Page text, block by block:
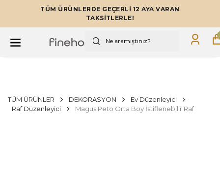
TÜM ÜRÜNLERDE GEÇERLİ 12 AYA VARAN
TAKSİTLERLE!
TÜM ÜRÜNLER DEKORASYON
Ev Düzenleyici
Raf Düzenleyici
Magus Peto Orta Boy İstiflenebilir Raf